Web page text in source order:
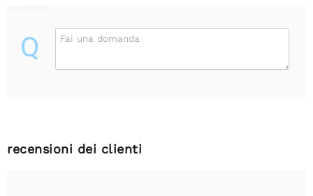
Q Fai una domanda
recensioni dei clienti